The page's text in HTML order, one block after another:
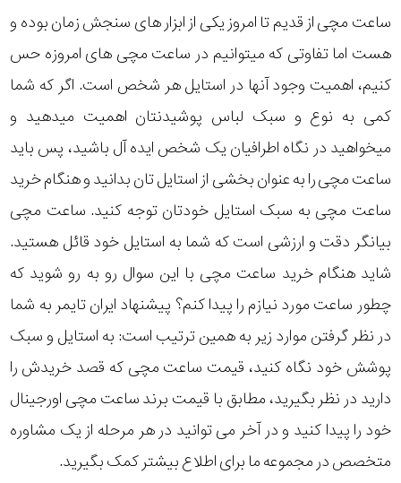
ساعت مچی از قدیم تا امروز یکی از ابزار های سنجش زمان بوده و
هست اما تفاوتی که میتوانیم در ساعت مچی های امروزه حس
کنیم، اهمیت وجود آنها در استایل هر شخص است. اگر که شما
کمی به نوع و سبک لباس پوشیدنتان اهمیت میدهید و
میخواهید در نگاه اطرافیان یک شخص ایده آل باشید، پس باید
ساعت مچی را به عنوان بخشی از استایل تان بدانید و هنگام خرید
ساعت مچی به سبک استایل خودتان توجه کنید. ساعت مچی
بیانگر دقت و ارزشی است که شما به استایل خود قائل هستید.
شاید هنگام خرید ساعت مچی با این سوال رو به رو شوید که
چطور ساعت مورد نیازم را پیدا کنم؟ پیشنهاد ایران تایمر به شما
در نظر گرفتن موارد زیر به همین ترتیب است: به استایل و سبک
پوشش خود نگاه کنید، قیمت ساعت مچی که قصد خریدش را
دارید در نظر بگیرید، مطابق با قیمت برند ساعت مچی اورجینال
خود را پیدا کنید و در آخر می توانید در هر مرحله از یک مشاوره
متخصص در مجموعه ما برای اطلاع بیشتر کمک بگیرید.
پیلار
لیکوپر
آدیداس
متی
مازراتی
نمایش
جنسیت
استایل
محدوده
عرض
طرح
بند